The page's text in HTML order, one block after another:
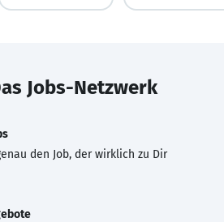
Jobs-Netzwerk
den Job, der wirklich zu Dir